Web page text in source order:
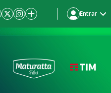
Entrar